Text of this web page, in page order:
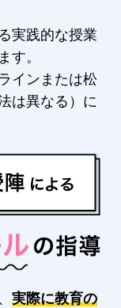
実践的な授業
す。
インまたは松
は異なる）に
実際に教育の